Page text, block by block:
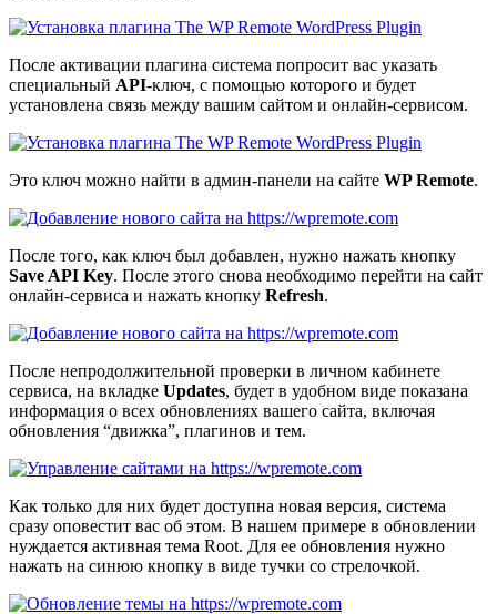
После активации плагина система попросит вас указать
специальный API-ключ, с помощью которого и будет
установлена связь между вашим сайтом и онлайн-сервисом.
Это ключ можно найти в админ-панели на сайте WP Remote.
После того, как ключ был добавлен, нужно нажать кнопку
Save API Key. После этого снова необходимо перейти на сайт
онлайн-сервиса и нажать кнопку Refresh.
После непродолжительной проверки в личном кабинете
сервиса, на вкладке Updates, будет в удобном виде показана
информация о всех обновлениях вашего сайта, включая
обновления “движка”, плагинов и тем.
Как только для них будет доступна новая версия, система
сразу оповестит вас об этом. В нашем примере в обновлении
нуждается активная тема Root. Для ее обновления нужно
нажать на синюю кнопку в виде тучки со стрелочкой.